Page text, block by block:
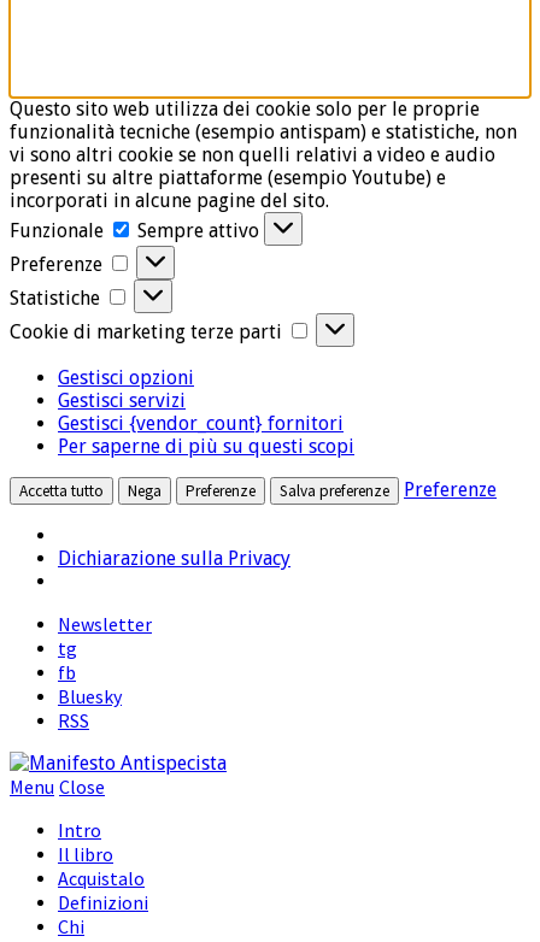
Questo sito web utilizza dei cookie solo per le proprie
funzionalità tecniche (esempio antispam) e statistiche, non
vi sono altri cookie se non quelli relativi a video e audio
presenti su altre piattaforme (esempio Youtube) e
incorporati in alcune pagine del sito.
Funzionale
Funzionale
Sempre attivo
Preferenze
Preferenze
Statistiche
Statistiche
Cookie di marketing terze parti
Cookie
di
parti
Gestisci opzioni
Gestisci servizi
Gestisci {vendor_count} fornitori
Per saperne di più su questi scopi
Accetta tutto Nega Preferenze Salva preferenze Preferenze
Dichiarazione sulla Privacy
Newsletter
tg
fb
Bluesky
RSS
Menu Close
Intro
Il libro
Acquistalo
Definizioni
Chi